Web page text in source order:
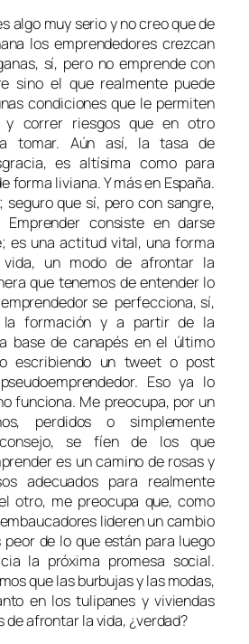
algo muy serio y no creo que de
los emprendedores crezcan
sí, pero no emprende con
sino el que realmente puede
condiciones que le permiten
y correr riesgos que en otro
tomar. Aún así, la tasa de
es altísima como para
forma liviana. Y más en España.
seguro que sí, pero con sangre,
consiste en darse
es una actitud vital, una forma
un modo de afrontar la
que tenemos de entender lo
se perfecciona, sí,
formación y a partir de la
base de canapés en el último
escribiendo un tweet o post
Eso ya lo
funciona. Me preocupa, por un
perdidos o simplemente
se fíen de los que
es un camino de rosas y
adecuados para realmente
otro, me preocupa que, como
lideren un cambio
de lo que están para luego
la próxima promesa social.
que las burbujas y las modas,
en los tulipanes y viviendas
de afrontar la vida, ¿verdad?